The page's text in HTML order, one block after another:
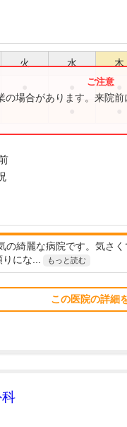
火 水 木
場合があります。来院前
の綺麗な病院です。気さ
にな...
もっと読む
この医院の詳細